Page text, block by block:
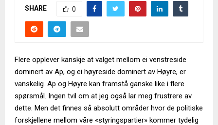
SHARE 0
Flere opplever kanskje at valget mellom ei venstreside
dominert av Ap, og ei høyreside dominert av Høyre, er
vanskelig. Ap og Høyre kan framstå ganske like i flere
spørsmål. Ingen tvil om at jeg også lar meg frustrere av
dette. Men det finnes så absolutt områder hvor de politiske
forskjellene mellom våre «styringspartier» kommer tydelig